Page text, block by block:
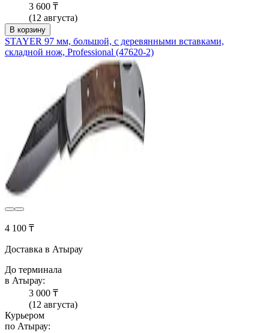
3 600 ₸
(12 августа)
В корзину
STAYER 97 мм, большой, с деревянными вставками,
складной нож, Professional (47620-2)
4 100 ₸
Доставка в Атырау
До терминала
в Атырау:
3 000 ₸
(12 августа)
Курьером
по Атырау: